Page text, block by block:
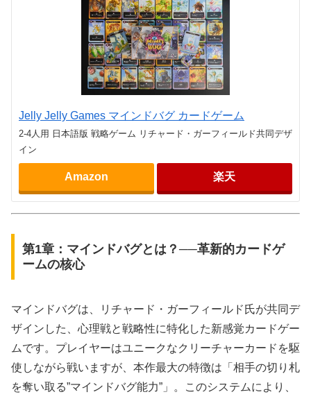
Jelly Jelly Games マインドバグ カードゲーム
2-4人用 日本語版 戦略ゲーム リチャード・ガーフィールド共同デザ
イン
Amazon 楽天
第1章：マインドバグとは？──革新的カードゲ
ームの核心
マインドバグは、リチャード・ガーフィールド氏が共同デ
ザインした、心理戦と戦略性に特化した新感覚カードゲー
ムです。プレイヤーはユニークなクリーチャーカードを駆
使しながら戦いますが、本作最大の特徴は「相手の切り札
を奪い取る”マインドバグ能力”」。このシステムにより、